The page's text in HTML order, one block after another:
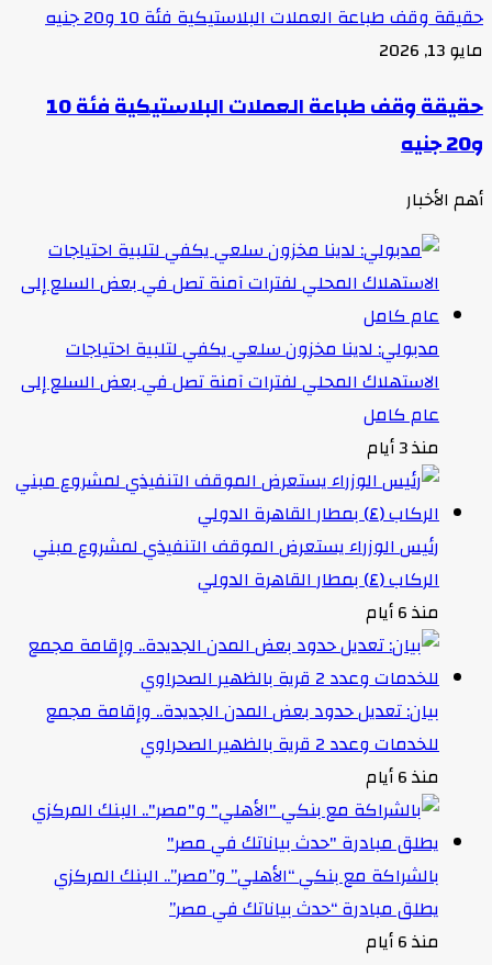
حقيقة وقف طباعة العملات البلاستيكية فئة 10 و20 جنيه
مايو 13, 2026
حقيقة وقف طباعة العملات البلاستيكية فئة 10
و20 جنيه
أهم الأخبار
مدبولي: لدينا مخزون سلعي يكفي لتلبية احتياجات
الاستهلاك المحلي لفترات آمنة تصل في بعض السلع إلى
عام كامل
منذ 3 أيام
رئيس الوزراء يستعرض الموقف التنفيذي لمشروع مبني
الركاب (٤) بمطار القاهرة الدولي
منذ 6 أيام
بيان: تعديل حدود بعض المدن الجديدة.. وإقامة مجمع
للخدمات وعدد 2 قرية بالظهير الصحراوي
منذ 6 أيام
بالشراكة مع بنكي “الأهلي” و”مصر”.. البنك المركزي
يطلق مبادرة “حدث بياناتك في مصر”
منذ 6 أيام